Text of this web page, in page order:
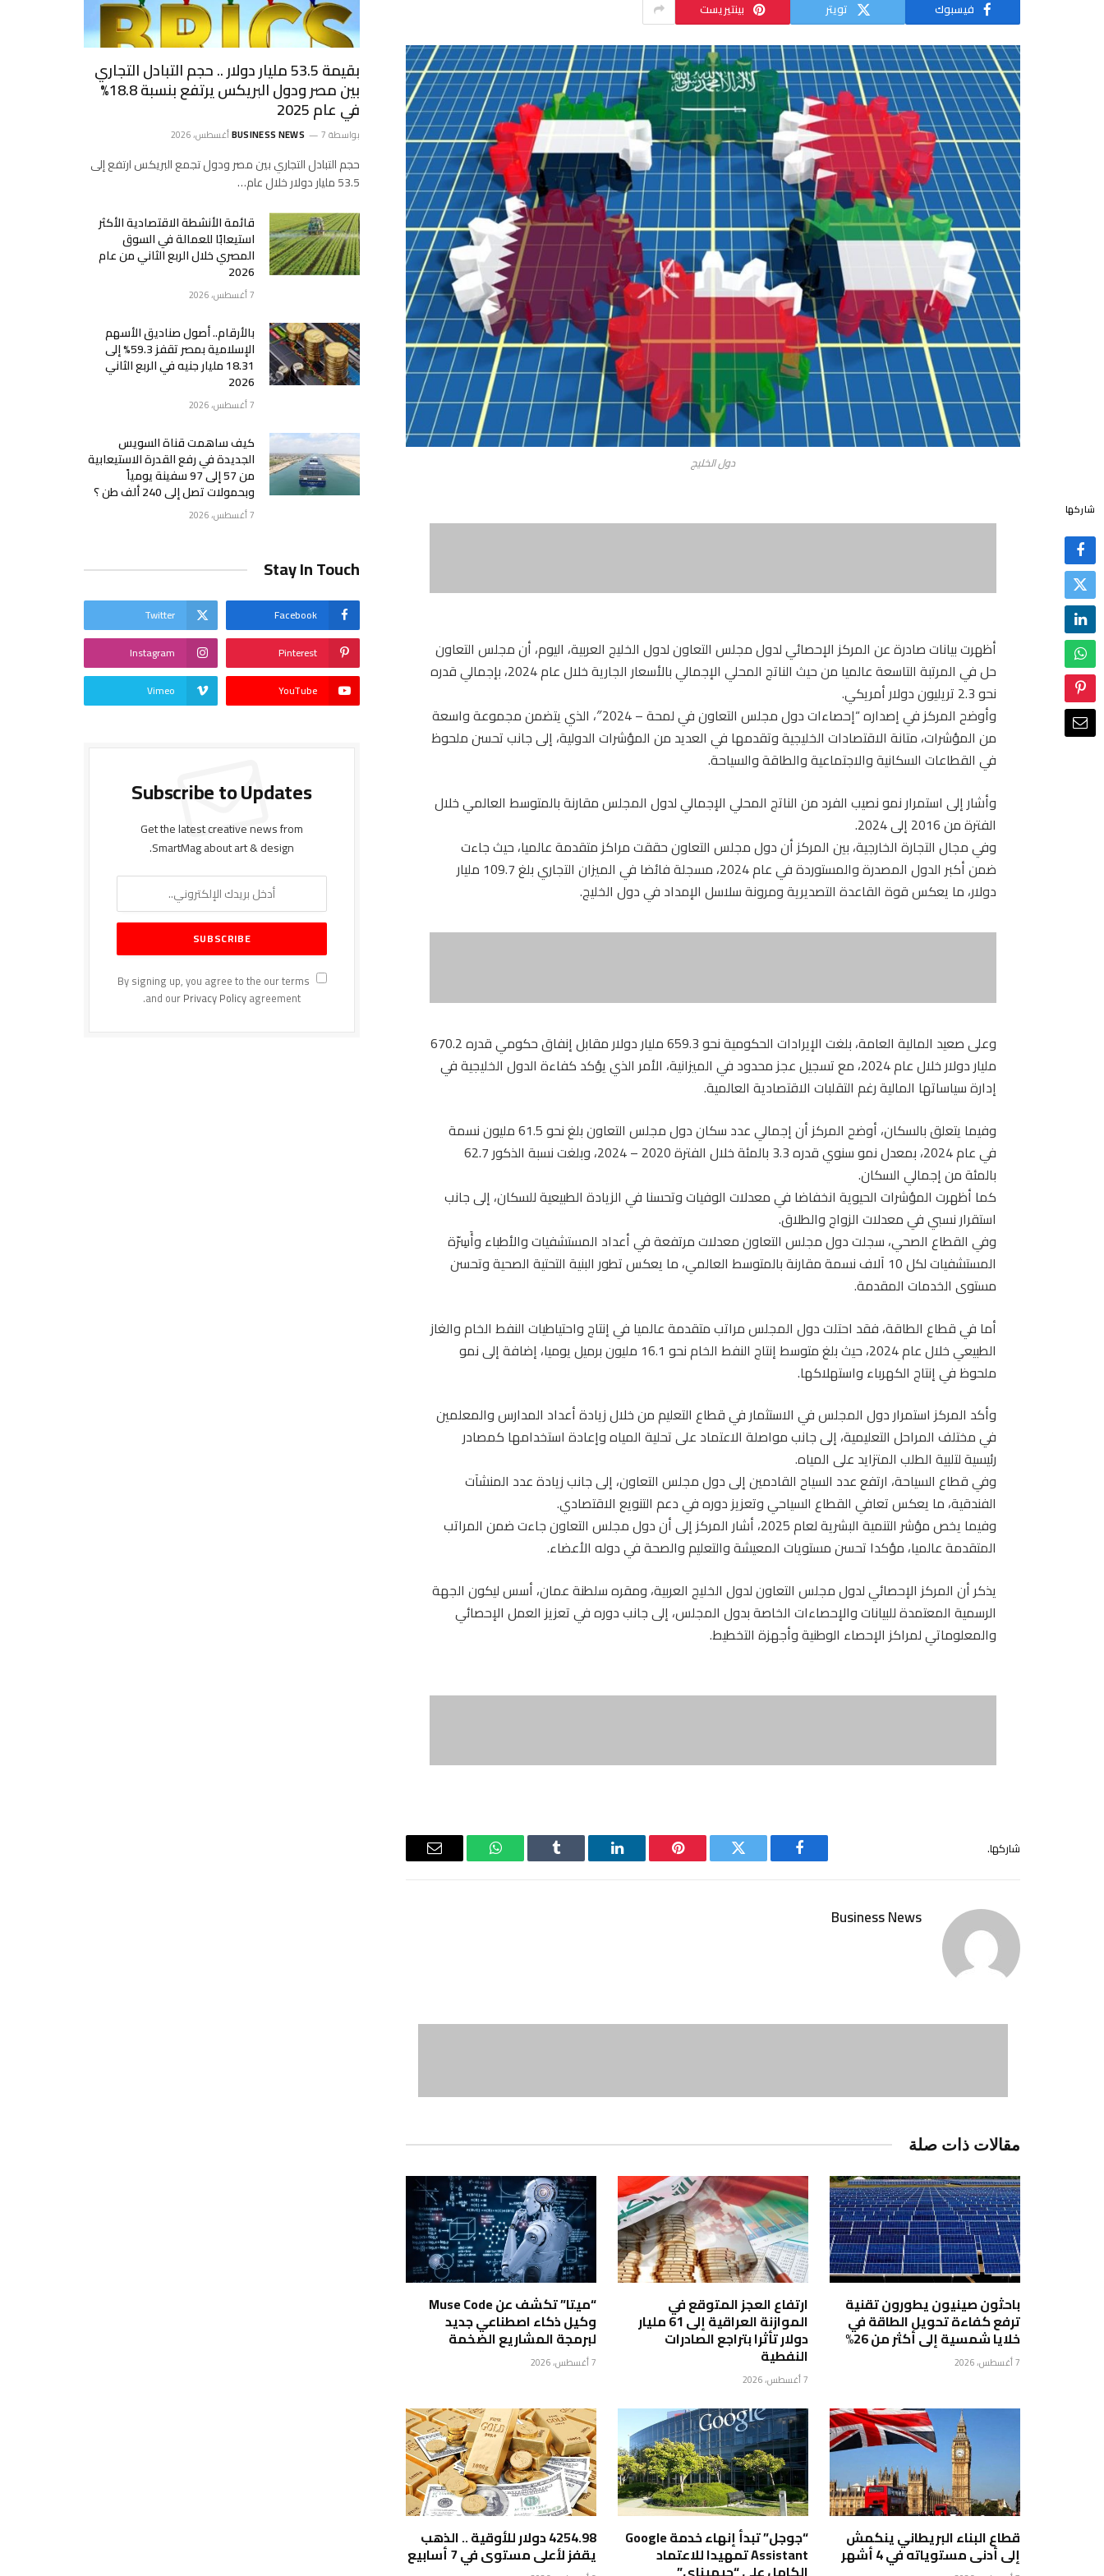
فيسبوك تويتر بينتيريست
دول الخليج
شاركها
أظهرت بيانات صادرة عن المركز الإحصائي لدول مجلس التعاون لدول الخليج العربية، اليوم، أن مجلس التعاون
حل في المرتبة التاسعة عالميا من حيث الناتج المحلي الإجمالي بالأسعار الجارية خلال عام 2024، بإجمالي قدره
نحو 2.3 تريليون دولار أمريكي.
وأوضح المركز في إصداره “إحصاءات دول مجلس التعاون في لمحة – 2024″، الذي يتضمن مجموعة واسعة
من المؤشرات، متانة الاقتصادات الخليجية وتقدمها في العديد من المؤشرات الدولية، إلى جانب تحسن ملحوظ
في القطاعات السكانية والاجتماعية والطاقة والسياحة.
وأشار إلى استمرار نمو نصيب الفرد من الناتج المحلي الإجمالي لدول المجلس مقارنة بالمتوسط العالمي خلال
الفترة من 2016 إلى 2024.
وفي مجال التجارة الخارجية، بين المركز أن دول مجلس التعاون حققت مراكز متقدمة عالميا، حيث جاءت
ضمن أكبر الدول المصدرة والمستوردة في عام 2024، مسجلة فائضا في الميزان التجاري بلغ 109.7 مليار
دولار، ما يعكس قوة القاعدة التصديرية ومرونة سلاسل الإمداد في دول الخليج.
وعلى صعيد المالية العامة، بلغت الإيرادات الحكومية نحو 659.3 مليار دولار مقابل إنفاق حكومي قدره 670.2
مليار دولار خلال عام 2024، مع تسجيل عجز محدود في الميزانية، الأمر الذي يؤكد كفاءة الدول الخليجية في
إدارة سياساتها المالية رغم التقلبات الاقتصادية العالمية.
وفيما يتعلق بالسكان، أوضح المركز أن إجمالي عدد سكان دول مجلس التعاون بلغ نحو 61.5 مليون نسمة
في عام 2024، بمعدل نمو سنوي قدره 3.3 بالمئة خلال الفترة 2020 – 2024، وبلغت نسبة الذكور 62.7
بالمئة من إجمالي السكان.
كما أظهرت المؤشرات الحيوية انخفاضا في معدلات الوفيات وتحسنا في الزيادة الطبيعية للسكان، إلى جانب
استقرار نسبي في معدلات الزواج والطلاق.
وفي القطاع الصحي، سجلت دول مجلس التعاون معدلات مرتفعة في أعداد المستشفيات والأطباء وأَسِرّة
المستشفيات لكل 10 آلاف نسمة مقارنة بالمتوسط العالمي، ما يعكس تطور البنية التحتية الصحية وتحسن
مستوى الخدمات المقدمة.
أما في قطاع الطاقة، فقد احتلت دول المجلس مراتب متقدمة عالميا في إنتاج واحتياطيات النفط الخام والغاز
الطبيعي خلال عام 2024، حيث بلغ متوسط إنتاج النفط الخام نحو 16.1 مليون برميل يوميا، إضافة إلى نمو
ملحوظ في إنتاج الكهرباء واستهلاكها.
وأكد المركز استمرار دول المجلس في الاستثمار في قطاع التعليم من خلال زيادة أعداد المدارس والمعلمين
في مختلف المراحل التعليمية، إلى جانب مواصلة الاعتماد على تحلية المياه وإعادة استخدامها كمصادر
رئيسية لتلبية الطلب المتزايد على المياه.
وفي قطاع السياحة، ارتفع عدد السياح القادمين إلى دول مجلس التعاون، إلى جانب زيادة عدد المنشآت
الفندقية، ما يعكس تعافي القطاع السياحي وتعزيز دوره في دعم التنويع الاقتصادي.
وفيما يخص مؤشر التنمية البشرية لعام 2025، أشار المركز إلى أن دول مجلس التعاون جاءت ضمن المراتب
المتقدمة عالميا، مؤكدا تحسن مستويات المعيشة والتعليم والصحة في دوله الأعضاء.
يذكر أن المركز الإحصائي لدول مجلس التعاون لدول الخليج العربية، ومقره سلطنة عمان، أسس ليكون الجهة
الرسمية المعتمدة للبيانات والإحصاءات الخاصة بدول المجلس، إلى جانب دوره في تعزيز العمل الإحصائي
والمعلوماتي لمراكز الإحصاء الوطنية وأجهزة التخطيط.
شاركها.
فيسبوك تويتر بينتيريستلينكدإن Tumblr واتساب
البريد
Business News
مقالات ذات صلة
باحثون صينيون يطورون تقنية
ترفع كفاءة تحويل الطاقة في
خلايا شمسية إلى أكثر من 26%
7 أغسطس، 2026
ارتفاع العجز المتوقع في
الموازنة العراقية إلى 61 مليار
دولار تأثرا بتراجع الصادرات
النفطية
7 أغسطس، 2026
“ميتا” تكشف عن Muse Code
وكيل ذكاء اصطناعي جديد
لبرمجة المشاريع الضخمة
7 أغسطس، 2026
قطاع البناء البريطاني ينكمش
إلى أدنى مستوياته في 4 أشهر
“جوجل” تبدأ إنهاء خدمة Google
Assistant تمهيدا للاعتماد
4254.98 دولار للأوقية .. الذهب
يقفز لأعلى مستوى في 7 أسابيع
بقيمة 53.5 مليار دولار .. حجم التبادل التجاري
بين مصر ودول البريكس يرتفع بنسبة 18.8%
في عام 2025
بواسطة BUSINESS NEWS 7 أغسطس، 2026
حجم التبادل التجاري بين مصر ودول تجمع البريكس ارتفع إلى
53.5 مليار دولار خلال عام…
قائمة الأنشطة الاقتصادية الأكثر
استيعابًا للعمالة في السوق
المصري خلال الربع الثاني من عام
2026
7 أغسطس، 2026
بالأرقام.. أصول صناديق الأسهم
الإسلامية بمصر تقفز 59.3% إلى
18.31 مليار جنيه في الربع الثاني
2026
7 أغسطس، 2026
كيف ساهمت قناة السويس
الجديدة في رفع القدرة الاستيعابية
من 57 إلى 97 سفينة يومياً
وبحمولات تصل إلى 240 ألف طن ؟
7 أغسطس، 2026
Stay In Touch
Facebook
Twitter
Pinterest
Instagram
YouTube
Vimeo
Subscribe to Updates
Get the latest creative news from
SmartMag about art & design.
By signing up, you agree to the our terms
and ourPrivacy Policyagreement.